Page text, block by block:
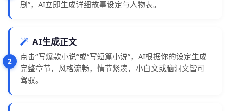
剧”，AI立即生成详细故事设定与人物表。
2
AI生成正文
点击“写爆款小说”或“写短篇小说”，AI根据你的设定生成
完整章节，风格流畅，情节紧凑，小白文或脑洞文皆可
驾驭。